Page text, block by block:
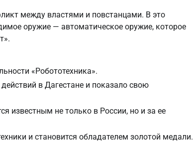
между властями и повстанцами. В это
оружие — автоматическое оружие, которое
«Робототехника».
в Дагестане и показало свою
известным не только в России, но и за ее
и становится обладателем золотой медали.